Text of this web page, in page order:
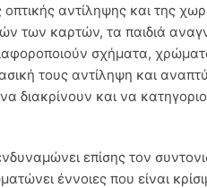
αντίληψης και της
των καρτών, τα παιδιά
σχήματα,
τους αντίληψη και
διακρίνουν και να
επίσης τον
έννοιες που είναι